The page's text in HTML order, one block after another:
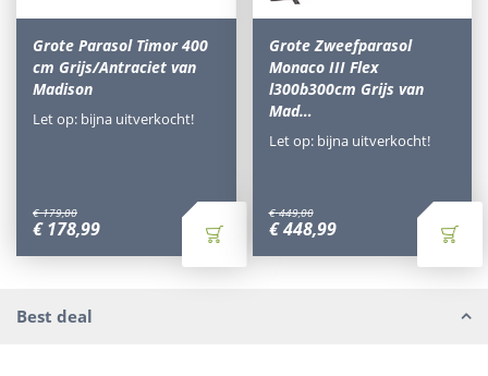
Grote Parasol Timor 400
cm Grijs/Antraciet van
Madison
€ 179,00
€ 178,99
Let op: bijna uitverkocht!
Grote Zweefparasol
Monaco III Flex
l300b300cm Grijs van
Mad…
€ 449,00
€ 448,99
Let op: bijna uitverkocht!
Best deal